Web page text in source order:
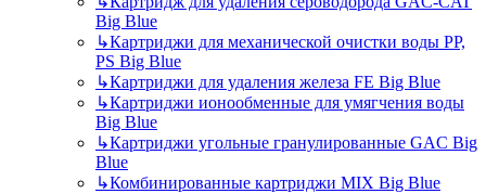
Big Blue
↳Картриджи для механической очистки воды PP,
PS Big Blue
↳Картриджи для удаления железа FE Big Blue
↳Картриджи ионообменные для умягчения воды
Big Blue
↳Картриджи угольные гранулированные GAC Big
Blue
↳Комбинированные картриджи MIX Big Blue